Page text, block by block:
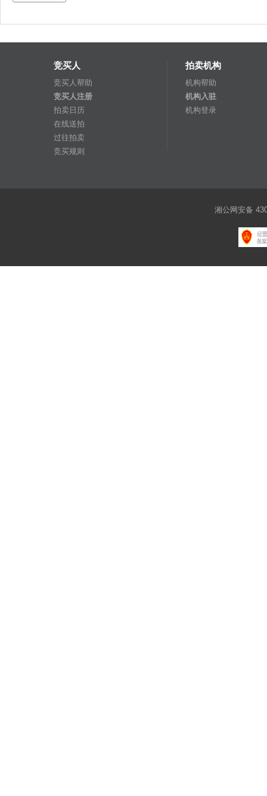
竞买人
竞买人帮助
竞买人注册
拍卖日历
在线送拍
过往拍卖
竞买规则
拍卖机构
机构帮助
机构入驻
机构登录
湘公网安备